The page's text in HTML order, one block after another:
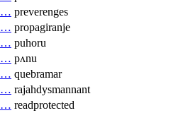
… preverenges
… propagiranje
… puhoru
… pʌnu
… quebramar
… rajahdysmannant
… readprotected